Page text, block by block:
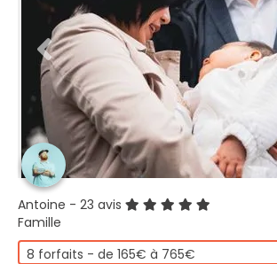
Antoine - 23 avis
Famille
8 forfaits - de 165€ à 765€